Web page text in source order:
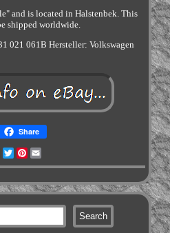
and is located in Halstenbek. This
shipped worldwide.
021 061B Hersteller: Volkswagen
Share
Facebook
TwitterPinterest